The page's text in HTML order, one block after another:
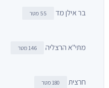
בר אילן מד 55 מטר
מתי"א הרצליה 146 מטר
חרצית 180 מטר